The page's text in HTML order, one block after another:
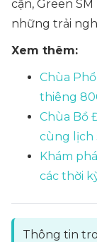
cận, Green
những trải
Xem thêm:
Chùa
thiêng
Chùa Bồ
cùng lịch
Khám
các thời
Thông tin